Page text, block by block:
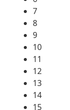
7
8
9
10
11
12
13
14
15